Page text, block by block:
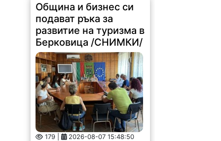
Община и бизнес си
подават ръка за
развитие на туризма в
Берковица /СНИМКИ/
179 | 2026-08-07 15:48:50